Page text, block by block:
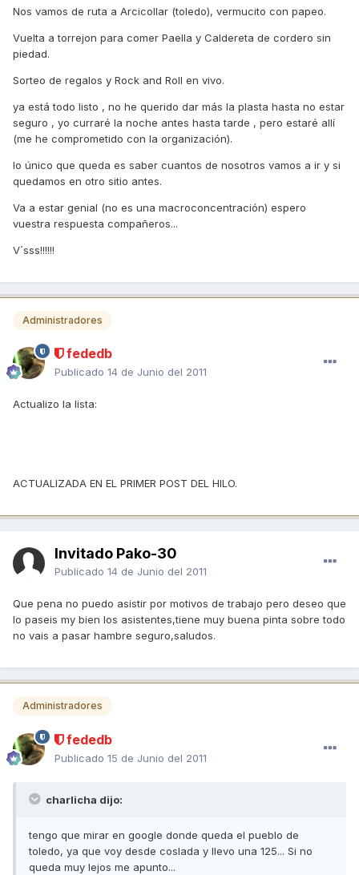
Nos vamos de ruta a Arcicollar (toledo), vermucito con papeo.
Vuelta a torrejon para comer Paella y Caldereta de cordero sin
piedad.
Sorteo de regalos y Rock and Roll en vivo.
ya está todo listo , no he querido dar más la plasta hasta no estar
seguro , yo curraré la noche antes hasta tarde , pero estaré allí
(me he comprometido con la organización).
lo único que queda es saber cuantos de nosotros vamos a ir y si
quedamos en otro sitio antes.
Va a estar genial (no es una macroconcentración) espero
vuestra respuesta compañeros...
V´sss!!!!!!
Administradores
fededb
Publicado 14 de Junio del 2011
Actualizo la lista:
ACTUALIZADA EN EL PRIMER POST DEL HILO.
Invitado Pako-30
Publicado 14 de Junio del 2011
Que pena no puedo asistir por motivos de trabajo pero deseo que
lo paseis my bien los asistentes,tiene muy buena pinta sobre todo
no vais a pasar hambre seguro,saludos.
Administradores
fededb
Publicado 15 de Junio del 2011
charlicha dijo:
tengo que mirar en google donde queda el pueblo de
toledo, ya que voy desde coslada y llevo una 125... Si no
queda muy lejos me apunto...